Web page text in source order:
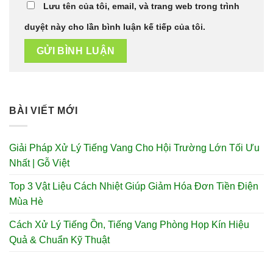
Lưu tên của tôi, email, và trang web trong trình
duyệt này cho lần bình luận kế tiếp của tôi.
BÀI VIẾT MỚI
Giải Pháp Xử Lý Tiếng Vang Cho Hội Trường Lớn Tối Ưu
Nhất | Gỗ Việt
Top 3 Vật Liệu Cách Nhiệt Giúp Giảm Hóa Đơn Tiền Điện
Mùa Hè
Cách Xử Lý Tiếng Ồn, Tiếng Vang Phòng Họp Kín Hiệu
Quả & Chuẩn Kỹ Thuật